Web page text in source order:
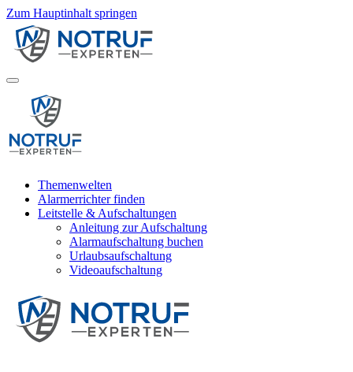
Zum Hauptinhalt springen
Themenwelten
Alarmerrichter finden
Leitstelle & Aufschaltungen
Anleitung zur Aufschaltung
Alarmaufschaltung buchen
Urlaubsaufschaltung
Videoaufschaltung